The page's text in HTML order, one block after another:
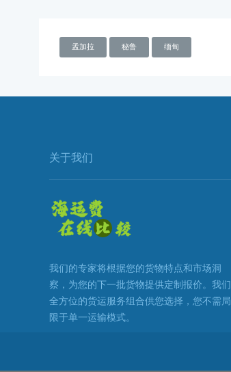
孟加拉 秘鲁 缅甸
关于我们
我们的专家将根据您的货物特点和市场洞
察，为您的下一批货物提供定制报价。我们
全方位的货运服务组合供您选择，您不需局
限于单一运输模式。